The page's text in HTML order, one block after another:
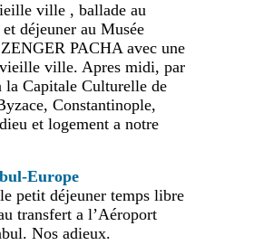
ville , ballade au
déjeuner au Musée
PACHA avec une
ville. Apres midi, par
la Capitale Culturelle de
Constantinople,
et logement a notre
Europe
petit déjeuner temps libre
transfert a l’Aéroport
Nos adieux.